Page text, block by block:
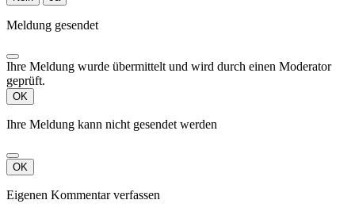
Meldung gesendet
Ihre Meldung wurde übermittelt und wird durch einen Moderator
geprüft.
OK
Ihre Meldung kann nicht gesendet werden
OK
Eigenen Kommentar verfassen